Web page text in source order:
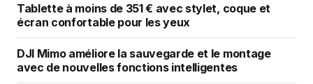
Tablette à moins de 351 € avec stylet, coque et
écran confortable pour les yeux
DJI Mimo améliore la sauvegarde et le montage
avec de nouvelles fonctions intelligentes